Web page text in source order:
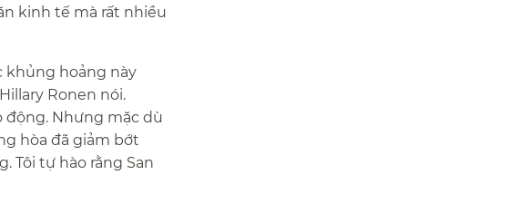
kinh tế mà rất nhiều
khủng hoảng này
Ronen nói.
động. Nhưng mặc dù
hòa đã giảm bớt
Tôi tự hào rằng San